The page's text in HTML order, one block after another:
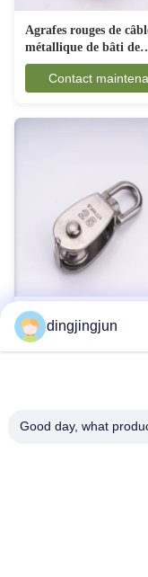
Agrafes rouges de
métallique de bâti de
peinture, raccord de
métallique de bride de
gréement
Contact
Matériel de fixation en
inoxydable
dingjingjun
Good day, what